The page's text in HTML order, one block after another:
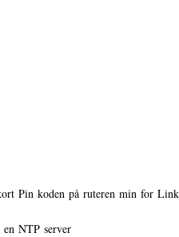
Pin koden på ruteren min for
en NTP server